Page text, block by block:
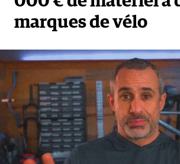
marques de vélo